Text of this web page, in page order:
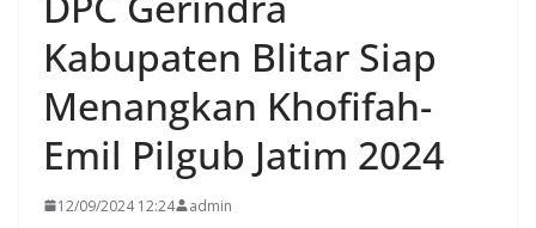
Kabupaten Blitar Siap
Menangkan Khofifah-
Emil Pilgub Jatim 2024
12/09/2024 12:24 admin